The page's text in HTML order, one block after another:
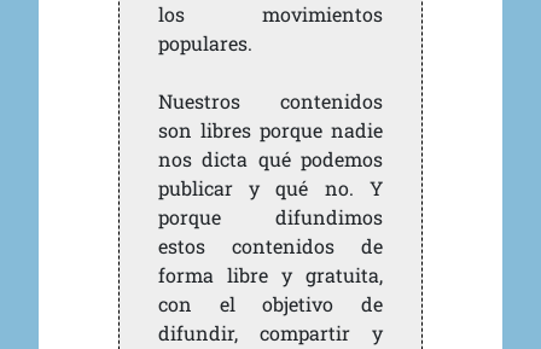
los movimientos
populares.
Nuestros contenidos
son libres porque nadie
nos dicta qué podemos
publicar y qué no. Y
porque difundimos
estos contenidos de
forma libre y gratuita,
con el objetivo de
difundir, compartir y